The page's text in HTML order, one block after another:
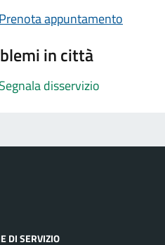
Prenota appuntamento
in città
Segnala disservizio
DI SERVIZIO